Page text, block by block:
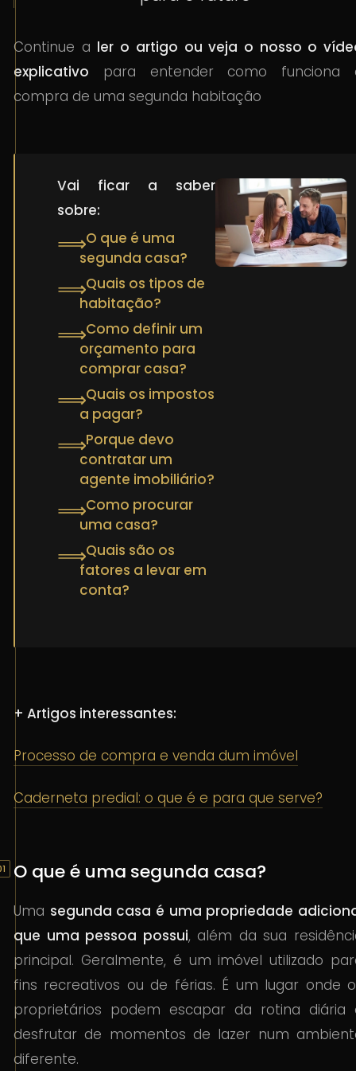
Continue a ler o artigo ou veja o nosso o
explicativo para entender como funciona
compra de uma segunda habitação
Vai ficar a saber
sobre:
⟹O que é uma
segunda casa?
⟹Quais os tipos de
habitação?
⟹Como definir um
orçamento para
comprar casa?
⟹Quais os impostos
a pagar?
⟹Porque devo
contratar um
agente imobiliário?
⟹Como procurar
uma casa?
⟹Quais são os
fatores a levar em
conta?
+ Artigos interessantes:
Processo de compra e venda dum imóvel
Caderneta predial: o que é e para que serve?
O que é uma segunda casa?
Uma segunda casa é uma propriedade
que uma pessoa possui, além da sua
principal. Geralmente, é um imóvel utilizado
fins recreativos ou de férias. É um lugar onde
proprietários podem escapar da rotina diária
desfrutar de momentos de lazer num
diferente.